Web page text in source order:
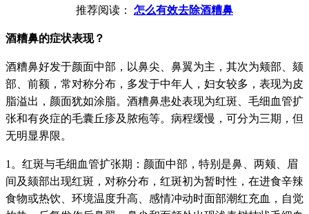
推荐阅读： 怎么有效去除酒糟鼻
酒糟鼻的症状表现？
酒糟鼻好发于颜面中部，以鼻尖、鼻翼为主，其次为颊部、颏
部、前额，常对称分布，多发于中年人，妇女较多，表现为皮
脂溢出，颜面犹如涂脂。酒糟鼻患处表现为红斑、毛细血管扩
张和有炎症的毛囊丘疹及脓疱等。病程缓慢，可分为三期，但
无明显界限。
1。红斑与毛细血管扩张期：颜面中部，特别是鼻、两颊、眉
间及颏部出现红斑，对称分布，红斑初为暂时性，在进食辛辣
食物或热饮、环境温度升高、感情冲动时面部潮红充血，自觉